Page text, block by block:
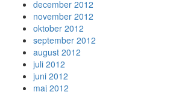
december 2012
november 2012
oktober 2012
september 2012
august 2012
juli 2012
juni 2012
maj 2012